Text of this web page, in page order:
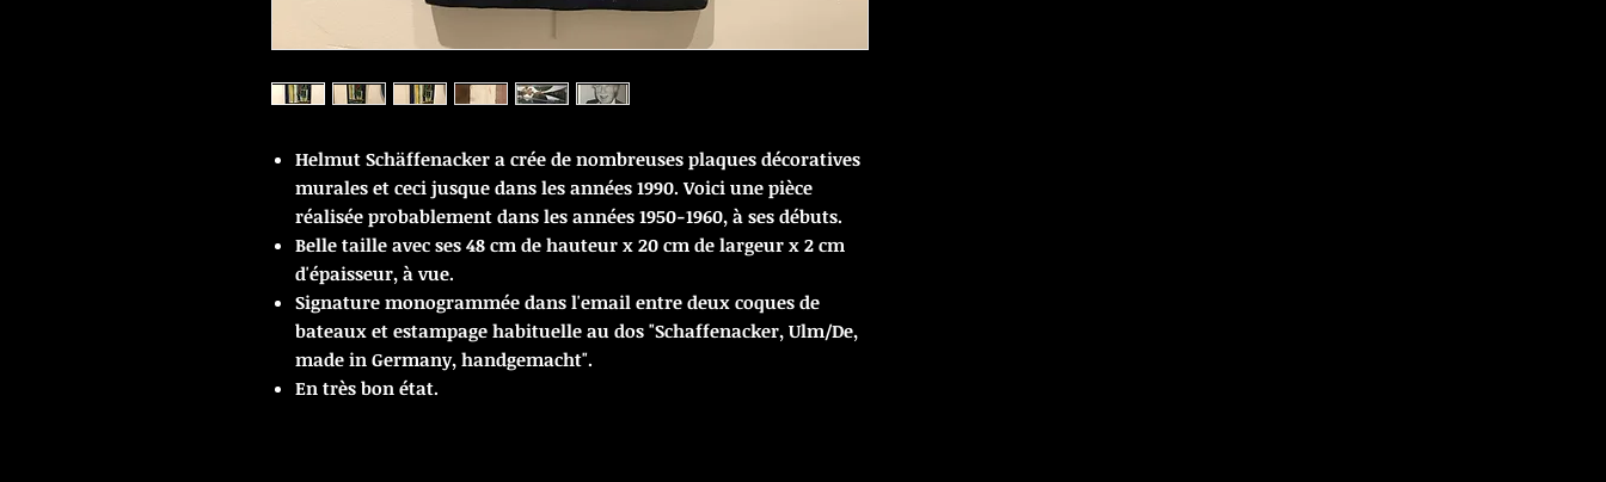
Helmut Schäffenacker a crée de nombreuses plaques décoratives
murales et ceci jusque dans les années 1990. Voici une pièce
réalisée probablement dans les années 1950-1960, à ses débuts.
Belle taille avec ses 48 cm de hauteur x 20 cm de largeur x 2 cm
d'épaisseur, à vue.
Signature monogrammée dans l'email entre deux coques de
bateaux et estampage habituelle au dos "Schaffenacker, Ulm/De,
made in Germany, handgemacht".
En très bon état.